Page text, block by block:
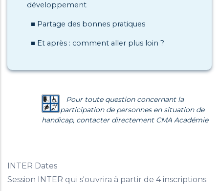
développement
■ Partage des bonnes pratiques
■ Et après : comment aller plus loin ?
Pour toute question concernant la
participation de personnes en situation de
handicap, contacter directement CMA Académie
INTER Dates
Session INTER qui s'ouvrira à partir de 4 inscriptions